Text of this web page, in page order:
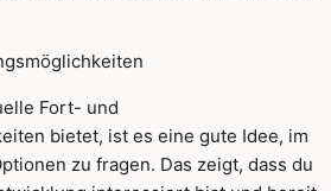
Fort- und
bietet, ist es eine gute Idee, im
zu fragen. Das zeigt, dass du